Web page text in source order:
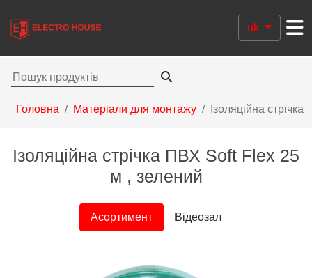
uk
Головна Матеріали для монтажу Ізоляційна стрічка
Ізоляційна стрічка ПВХ Soft Flex 25
м , зелений
Асортимент Відеозал